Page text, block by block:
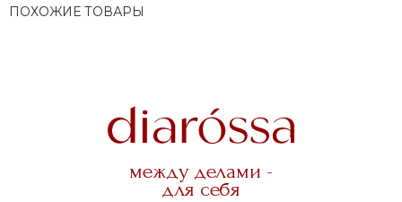
ПОХОЖИЕ ТОВАРЫ
между делами -
для себя